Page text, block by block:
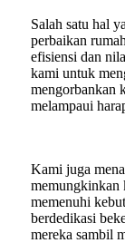
Salah satu hal
perbaikan
efisiensi dan
kami untuk
mengorbankan
melampaui
Kami juga
memungkinkan
memenuhi
berdedikasi
mereka sambil